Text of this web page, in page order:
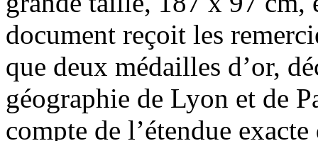
document reçoit les
que deux médailles d’or,
géographie de Lyon et de
compte de l’étendue